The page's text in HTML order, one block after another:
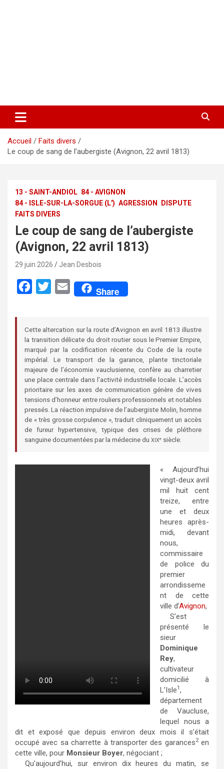
Accueil
Faits divers
Le coup de sang de l’aubergiste (Avignon, 22 avril 1813)
13 - SAINT-ANDIOL 84 - AVIGNON
84 - ISLE-SUR-LA-SORGUE (L') AGRESSION
DISPUTE
FAITS DIVERS
Le coup de sang de l’aubergiste
(Avignon, 22 avril 1813)
29 juin 2026 Jean Desbois
e
b
o
o
k
t
t
e
r
E
i
Share
Cette altercation sur la route d’Avignon en avril 1813 illustre
la transition délicate du droit routier sous le Premier Empire,
marqué par la codification récente du Code de la route
impérial. Le transport de la garance, plante tinctoriale
majeure de l’économie vauclusienne, confère au charretier
une place centrale dans l’activité industrielle locale. L’accès
prioritaire sur les axes de communication génère de vives
tensions d’honneur entre rouliers professionnels et notables
pressés. La réaction impulsive de l’aubergiste Molin, homme
de « très grosse corpulence », traduit cliniquement un accès
de fureur hypertensive, typique des crises de pléthore
sanguine documentées par la médecine du XIXe siècle.
« Aujourd’hui
vingt-deux avril
mil huit cent
treize, entre
une et deux
heures après-
midi, devant
nous,
commissaire
de police du
premier
arrondisseme
nt de cette
ville d’Avignon,
S’est
présenté le
sieur
Dominique
Rey,
cultivateur
domicilié à
L’Isle1 ,
département
de Vaucluse,
lequel nous a
dit et exposé que depuis environ deux mois il s’était
occupé avec sa charrette à transporter des garances2en
cette ville, pour Monsieur Boyer, négociant ;
Qu’aujourd’hui, sur environ dix heures du matin, se